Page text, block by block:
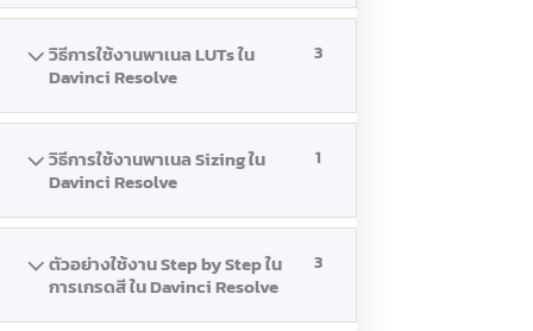
วิธีการใช้งานพาเนล LUTs ใน
Davinci Resolve
3
วิธีการใช้งานพาเนล Sizing ใน
Davinci Resolve
1
ตัวอย่างใช้งาน Step by Step ใน
การเกรดสี ใน Davinci Resolve
3